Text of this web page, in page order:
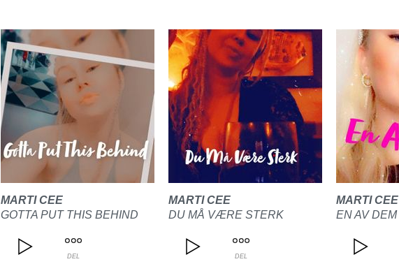
MARTI CEE
GOTTA PUT THIS BEHIND
DEL
MARTI CEE
DU MÅ VÆRE STERK
DEL
MARTI CEE
EN AV DEM